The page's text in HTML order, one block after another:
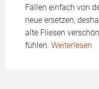
Fällen einfach von
neue ersetzen,
alte Fliesen
fühlen. Weiterlesen